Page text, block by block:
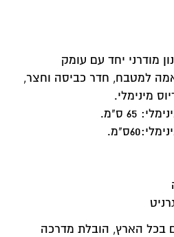
מודרני יחד עם עומק
למטבח, חדר כביסה וחצר,
מינימלי.
65 ס"מ.
עסקים בכל הארץ, הובלת מדרכה